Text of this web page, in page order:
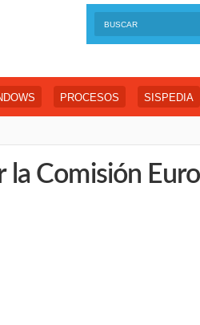
PROCESOS SISPEDIA
Comisión